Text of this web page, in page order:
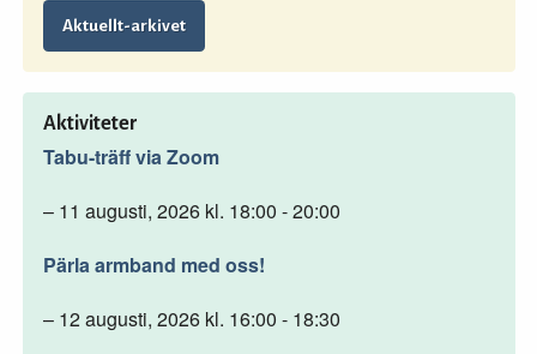
Aktuellt-arkivet
Aktiviteter
Tabu-träff via Zoom
– 11 augusti, 2026 kl. 18:00 - 20:00
Pärla armband med oss!
– 12 augusti, 2026 kl. 16:00 - 18:30